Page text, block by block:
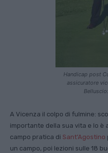
Handicap post
assicuratore
A Vicenza il colpo di fulmine:
importante della sua vita e lo è
campo pratica di Sant’Agostino
un campo, poi lezioni sulle 18